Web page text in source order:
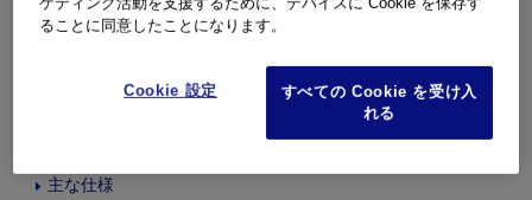
主な仕様
ることに同意したことになります。
Cookie 設定
すべての Cookie を受け入
れる